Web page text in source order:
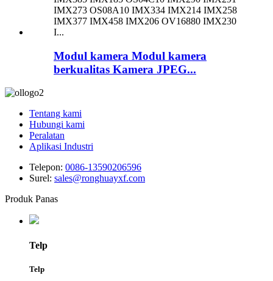
Modul kamera Modul kamera
berkualitas Kamera JPEG...
Tentang kami
Hubungi kami
Peralatan
Aplikasi Industri
Telepon: 0086-13590206596
Surel: sales@ronghuayxf.com
Produk Panas
Telp
Telp